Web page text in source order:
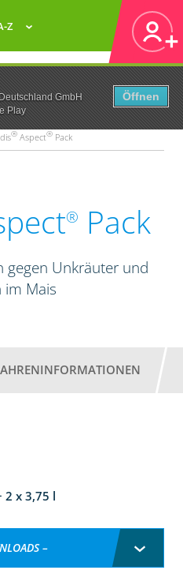
GmbH
Play
Öffnen
Z
® Aspect® Pack
® Pack
gegen Unkräuter und
im Mais
2 x 3,75 l
–